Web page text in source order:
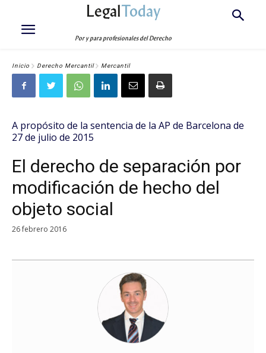
LegalToday
Por y para profesionales del Derecho
Inicio Derecho Mercantil Mercantil
A propósito de la sentencia de la AP de Barcelona de
27 de julio de 2015
El derecho de separación por
modificación de hecho del
objeto social
26 febrero 2016